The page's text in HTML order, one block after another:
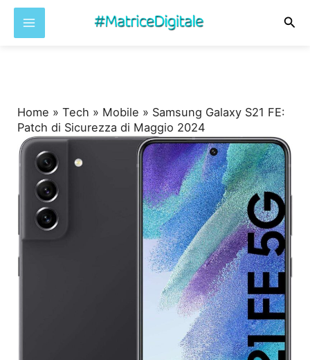
Home »Tech » Mobile » Samsung Galaxy S21 FE:
Patch di Sicurezza di Maggio 2024